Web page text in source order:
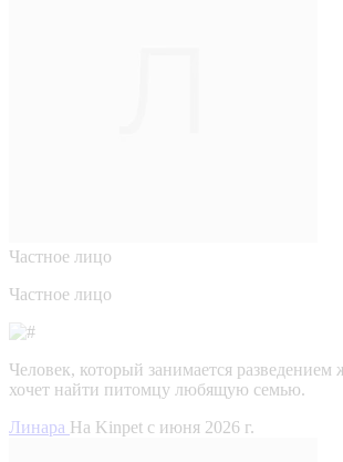
Частное лицо
Частное лицо
Человек, который занимается
хочет найти питомцу любящую семью.
Линара На Kinpet c июня 2026 г.